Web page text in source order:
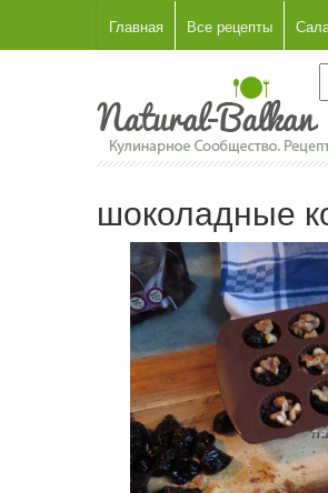
Главная Все рецепты
шоколадные